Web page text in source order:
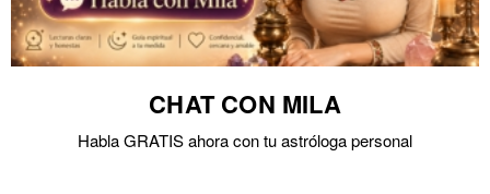
CHAT CON MILA
Habla GRATIS ahora con tu astróloga personal